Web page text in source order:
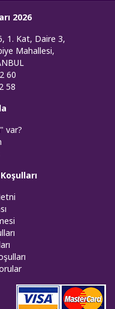
2026
1. Kat, Daire 3,
Mahallesi,
60
58
var?